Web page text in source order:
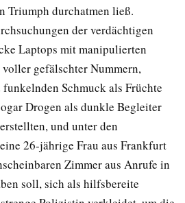
Triumph durchatmen ließ.
der verdächtigen
Laptops mit manipulierten
gefälschter Nummern,
Schmuck als Früchte
Drogen als dunkle Begleiter
und unter den
26-jährige Frau aus Frankfurt
Zimmer aus Anrufe in
soll, sich als hilfsbereite